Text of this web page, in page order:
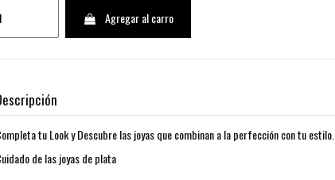
Agregar al carro
tu Look y Descubre las joyas que combinan a la perfección con tu estilo.
de las joyas de plata